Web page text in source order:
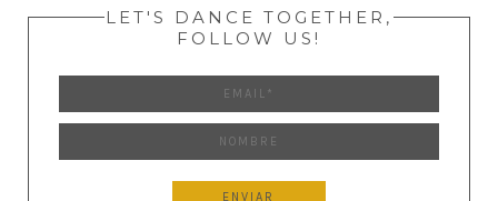
LET'S DANCE TOGETHER,
FOLLOW US!